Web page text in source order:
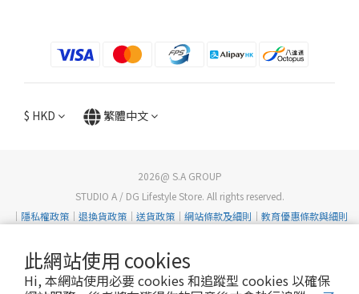
此網站使用 cookies
Hi, 本網站使用必要 cookies 和追蹤型 cookies 以確保
$ HKD 繁體中文
2026@ S.A GROUP
STUDIO A / DG Lifestyle Store. All rights reserved.
｜ 隱私權政策 ｜ 退換貨政策 ｜ 送貨政策 ｜ 網站條款及細則 ｜ 教育優惠條款與細則